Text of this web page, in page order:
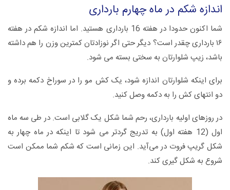
اندازه شکم در ماه چهارم بارداری
شما اکنون حدودا در هفته 16 بارداری هستید. اما اندازه شکم در هفته
۱۶ بارداری چقدر است؟ دیگر حتی اگر نوزادتان کمترین وزن را هم داشته
باشد، زیپ شلوارتان به سختی بسته می شود.
برای اینکه شلوارتان اندازه شود، یک کش مو را در سوراخ دکمه برده و
دو انتهای کش را به دکمه وصل کنید.
در روزهای اولیه بارداری، رحم شما شکل یک گلابی است. در طی سه ماه
اول (12 هفته اول) به تدریج گردتر می شود تا اینکه در ماه چهار به
شکل گریپ فروت در می‌آید. این زمانی است که شکم شما ممکن است
شروع به شکل گیری کند.